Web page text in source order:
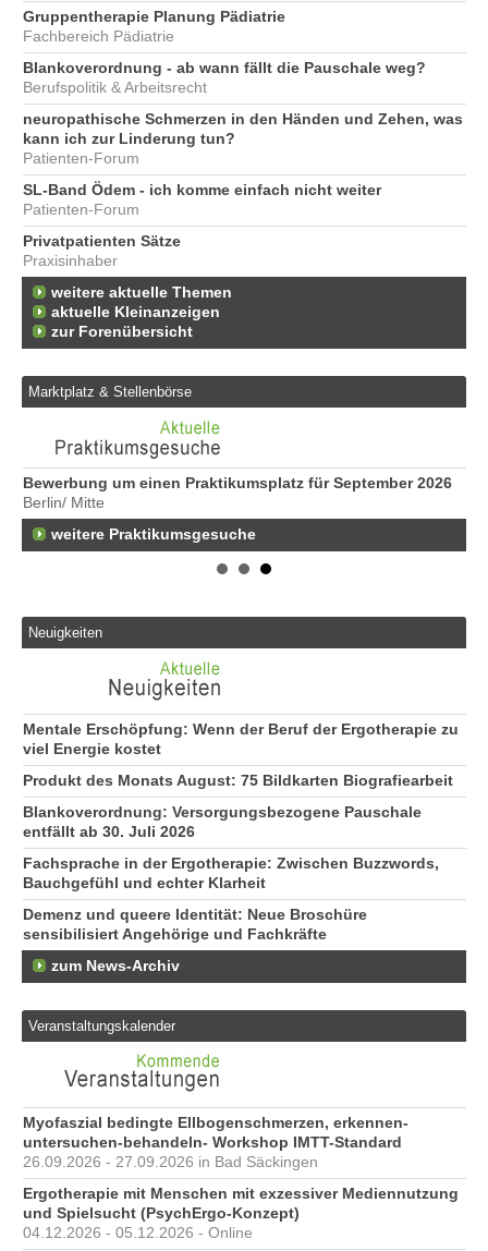
Gruppentherapie Planung Pädiatrie
Fachbereich Pädiatrie
Blankoverordnung - ab wann fällt die Pauschale weg?
Berufspolitik & Arbeitsrecht
neuropathische Schmerzen in den Händen und Zehen, was
kann ich zur Linderung tun?
Patienten-Forum
SL-Band Ödem - ich komme einfach nicht weiter
Patienten-Forum
Privatpatienten Sätze
Praxisinhaber
weitere aktuelle Themen
aktuelle Kleinanzeigen
zur Forenübersicht
Marktplatz & Stellenbörse
Bewerbung um einen Praktikumsplatz für September 2026
Berlin/ Mitte
weitere Praktikumsgesuche
Neuigkeiten
Mentale Erschöpfung: Wenn der Beruf der Ergotherapie zu
viel Energie kostet
Produkt des Monats August: 75 Bildkarten Biografiearbeit
Blankoverordnung: Versorgungsbezogene Pauschale
entfällt ab 30. Juli 2026
Fachsprache in der Ergotherapie: Zwischen Buzzwords,
Bauchgefühl und echter Klarheit
Demenz und queere Identität: Neue Broschüre
sensibilisiert Angehörige und Fachkräfte
zum News-Archiv
Veranstaltungskalender
Myofaszial bedingte Ellbogenschmerzen, erkennen-
untersuchen-behandeln- Workshop IMTT-Standard
26.09.2026 - 27.09.2026 in Bad Säckingen
Ergotherapie mit Menschen mit exzessiver Mediennutzung
und Spielsucht (PsychErgo-Konzept)
04.12.2026 - 05.12.2026 - Online